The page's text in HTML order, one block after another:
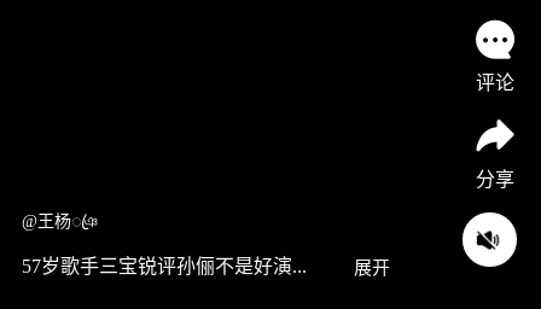
@王杨ꦿঞ
57岁歌手三宝锐评孙俪不是好演... 展开
评论
分享